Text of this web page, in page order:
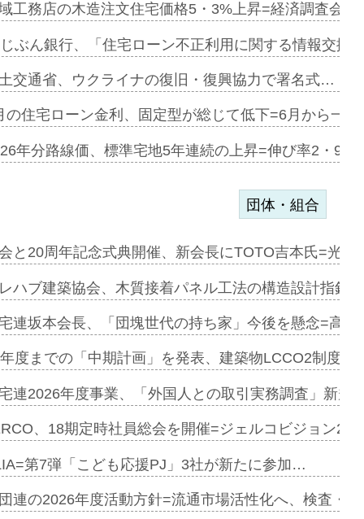
も城南エ…
合型の賃…
ンカフェ…
協業=お互…
コリビング…
工務店の木造注文住宅価格5・3%上昇=経済調査会
ぶん銀行、「住宅ローン不正利用に関する情報交換
交通省、ウクライナの復旧・復興協力で署名式…
の住宅ローン金利、固定型が総じて低下=6月から一
年分路線価、標準宅地5年連続の上昇=伸び率2・
を提案=P…
ンビ…
加=リンナ…
見込む=…
開始=三協…
団体・組合
と20周年記念式典開催、新会長にTOTO吉本氏=光
ハブ建築協会、木質接着パネル工法の構造設計指針
連坂本会長、「団塊世代の持ち家」今後を懸念=高
度までの「中期計画」を発表、建築物LCCO2制度
連2026年度事業、「外国人との取引実務調査」新規
、18期定時社員総会を開催=ジェルコビジョン
第7弾「こども応援PJ」3社が新たに参加…
連の2026年度活動方針=流通市場活性化へ、検査・